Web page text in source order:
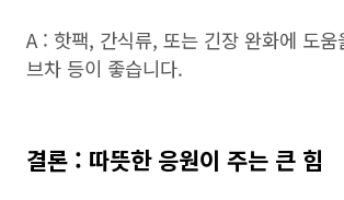
A : 핫팩, 간식류, 또는 긴장 완화에 도
브차 등이 좋습니다.
결론 : 따뜻한 응원이 주는 큰 힘